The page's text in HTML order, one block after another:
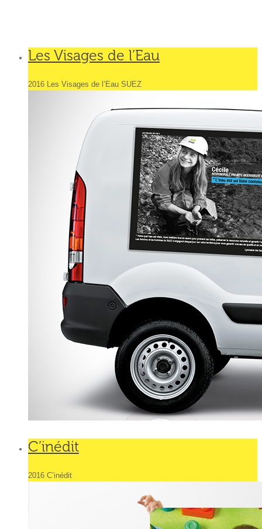
Les Visages de l’Eau
2016 Les Visages de l’Eau SUEZ
C’inédit
2016 C’inédit